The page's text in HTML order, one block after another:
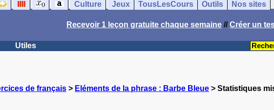
Culture Jeux TousLesCours Outils Nos sites
Recevoir 1 leçon gratuite chaque semaine //Créer un
Utiles
de français > Eléments de la phrase : Barbe Bleue > Statistiques